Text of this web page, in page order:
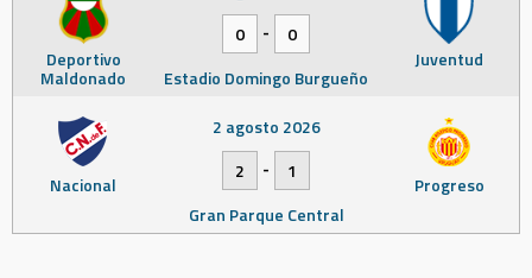
Deportivo
Maldonado
Juventud
0
-
0
Estadio Domingo Burgueño
Nacional Progreso
2 agosto 2026
2
-
1
Gran Parque Central